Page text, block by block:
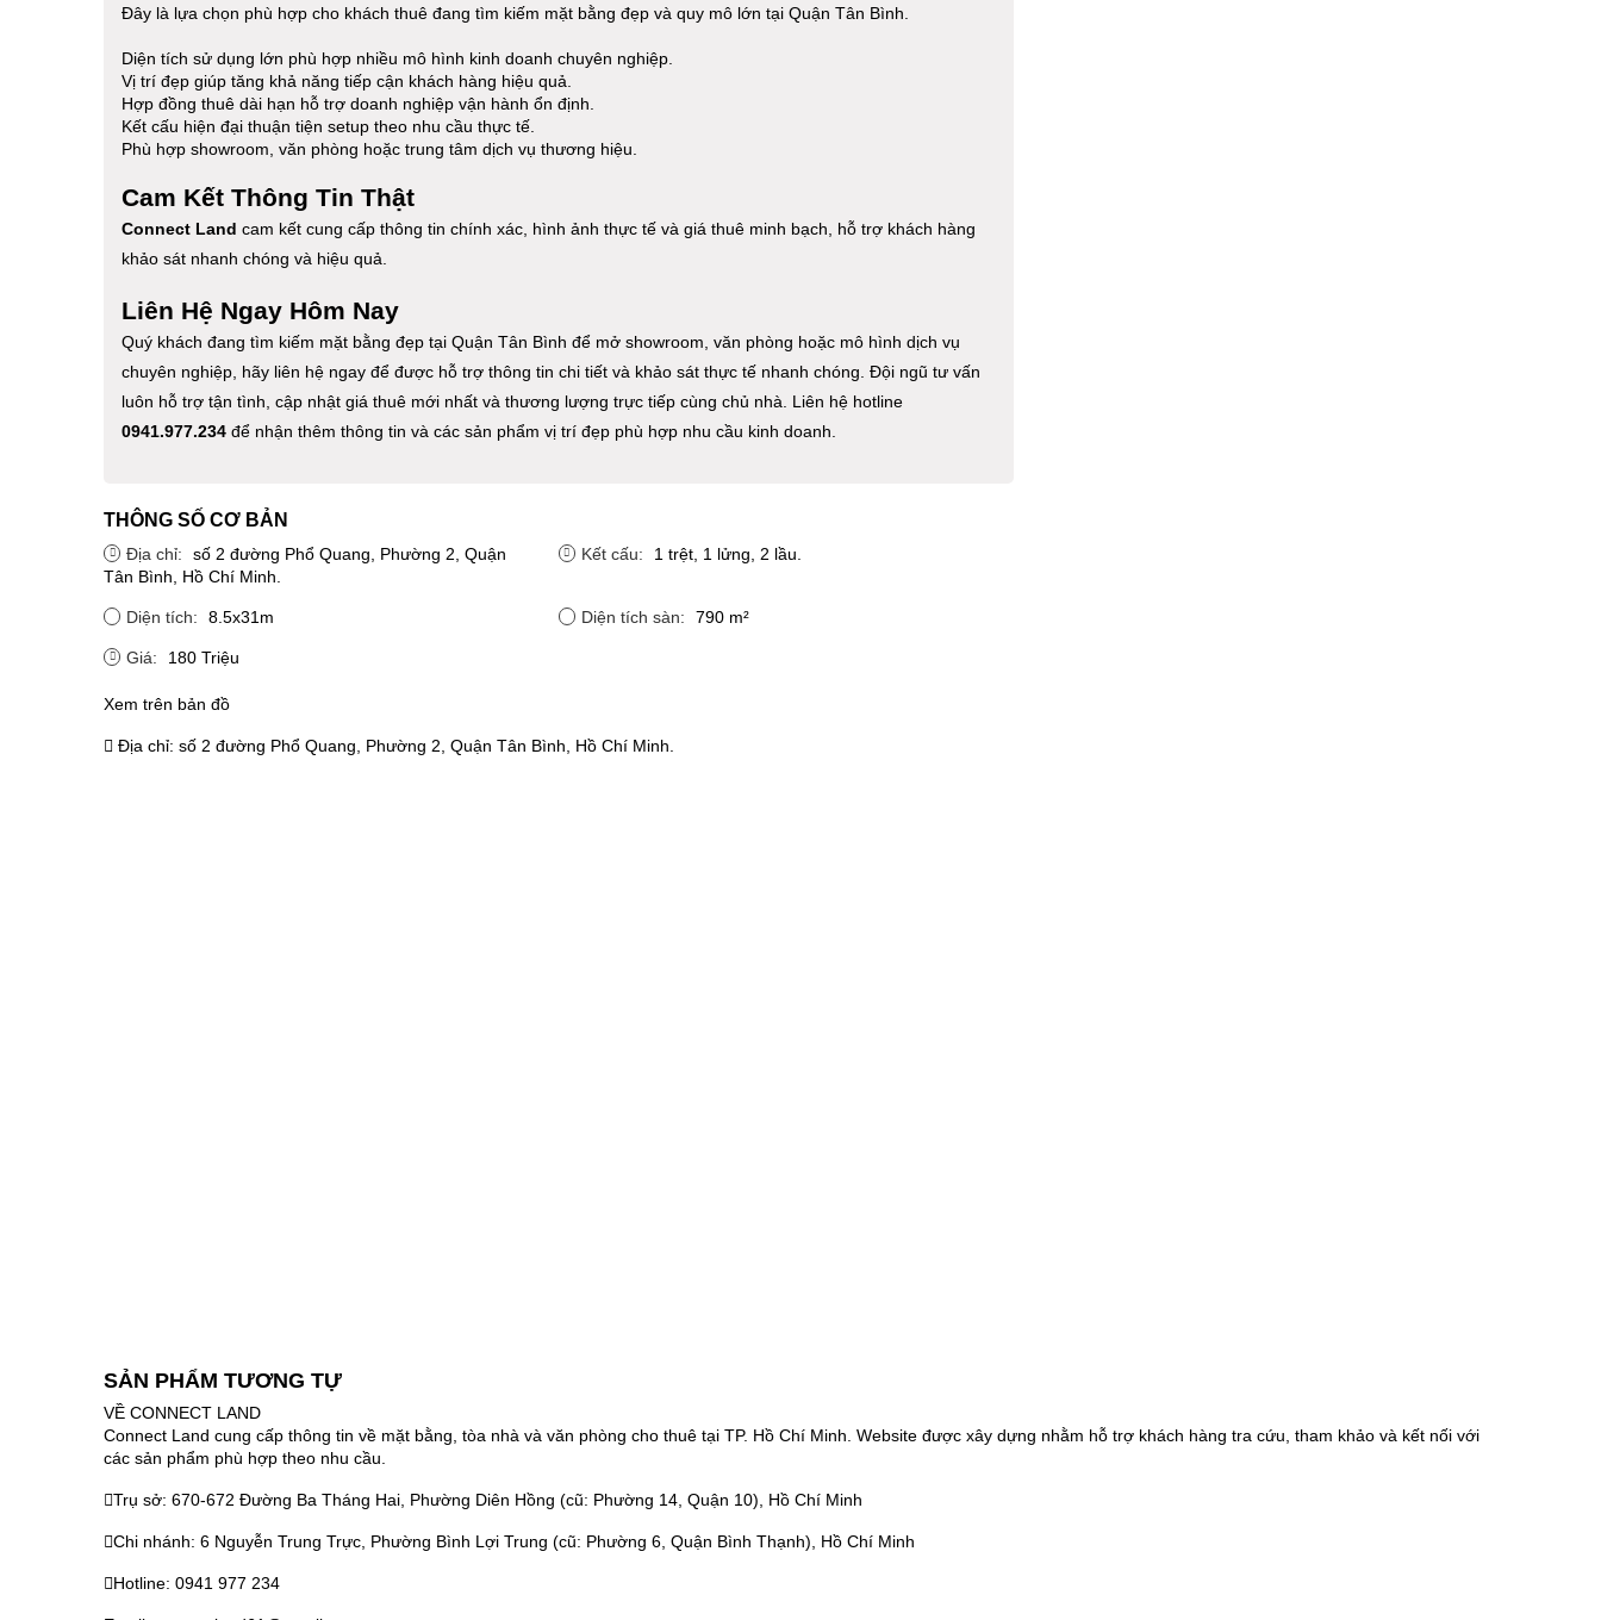
Đây là lựa chọn phù hợp cho khách thuê đang tìm kiếm mặt bằng đẹp và quy mô lớn tại Quận Tân Bình.
Diện tích sử dụng lớn phù hợp nhiều mô hình kinh doanh chuyên nghiệp.
Vị trí đẹp giúp tăng khả năng tiếp cận khách hàng hiệu quả.
Hợp đồng thuê dài hạn hỗ trợ doanh nghiệp vận hành ổn định.
Kết cấu hiện đại thuận tiện setup theo nhu cầu thực tế.
Phù hợp showroom, văn phòng hoặc trung tâm dịch vụ thương hiệu.
Cam Kết Thông Tin Thật
Connect Land cam kết cung cấp thông tin chính xác, hình ảnh thực tế và giá thuê minh bạch, hỗ trợ khách hàng
khảo sát nhanh chóng và hiệu quả.
Liên Hệ Ngay Hôm Nay
Quý khách đang tìm kiếm mặt bằng đẹp tại Quận Tân Bình để mở showroom, văn phòng hoặc mô hình dịch vụ
chuyên nghiệp, hãy liên hệ ngay để được hỗ trợ thông tin chi tiết và khảo sát thực tế nhanh chóng. Đội ngũ tư vấn
luôn hỗ trợ tận tình, cập nhật giá thuê mới nhất và thương lượng trực tiếp cùng chủ nhà. Liên hệ hotline
0941.977.234 để nhận thêm thông tin và các sản phẩm vị trí đẹp phù hợp nhu cầu kinh doanh.
THÔNG SỐ CƠ BẢN
Địa chỉ:
số 2 đường Phổ Quang, Phường 2, Quận
Tân Bình, Hồ Chí Minh.
Kết cấu: 1 trệt, 1 lửng, 2 lầu.
Diện tích: 8.5x31m Diện tích sàn: 790 m²
Giá: 180 Triệu
Xem trên bản đồ
Địa chỉ: số 2 đường Phổ Quang, Phường 2, Quận Tân Bình, Hồ Chí Minh.
SẢN PHẨM TƯƠNG TỰ
VỀ CONNECT LAND
Connect Land cung cấp thông tin về mặt bằng, tòa nhà và văn phòng cho thuê tại TP. Hồ Chí Minh. Website được xây dựng nhằm hỗ trợ khách hàng tra cứu, tham khảo và kết nối với
các sản phẩm phù hợp theo nhu cầu.
Trụ sở: 670-672 Đường Ba Tháng Hai, Phường Diên Hồng (cũ: Phường 14, Quận 10), Hồ Chí Minh
Chi nhánh: 6 Nguyễn Trung Trực, Phường Bình Lợi Trung (cũ: Phường 6, Quận Bình Thạnh), Hồ Chí Minh
Hotline: 0941 977 234